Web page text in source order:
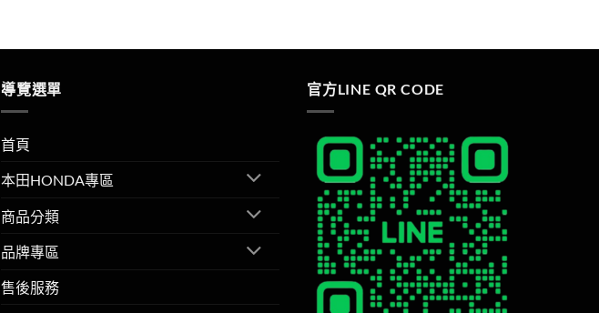
導覽選單
首頁
本田HONDA專區
商品分類
品牌專區
售後服務
官方LINE QR CODE